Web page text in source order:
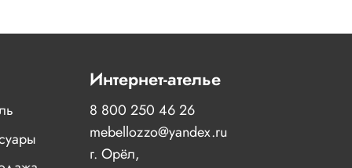
Интернет-ателье
8 800 250 46 26
mebellozzo@yandex.ru
г. Орёл,